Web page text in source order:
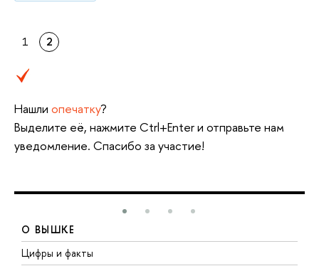
1 2
Нашли опечатку?
Выделите её, нажмите Ctrl+Enter и отправьте нам
уведомление. Спасибо за участие!
О ВЫШКЕ
Цифры и факты